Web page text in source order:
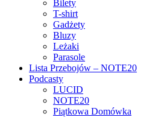
Bilety
T-shirt
Gadżety
Bluzy
Leżaki
Parasole
Lista Przebojów – NOTE20
Podcasty
LUCID
NOTE20
Piątkowa Domówka